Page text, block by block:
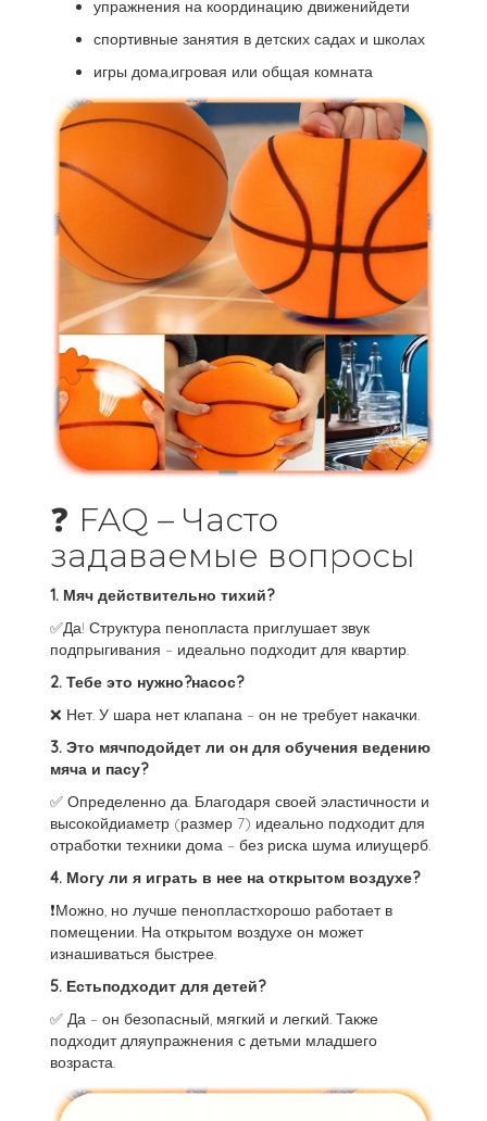
упражнения на координацию движенийдети
спортивные занятия в детских садах и школах
игры дома,игровая или общая комната
❓ FAQ – Часто
задаваемые вопросы
1. Мяч действительно тихий?
✅Да! Структура пенопласта приглушает звук
подпрыгивания – идеально подходит для квартир.
2. Тебе это нужно?насос?
❌ Нет. У шара нет клапана – он не требует накачки.
3. Это мячподойдет ли он для обучения ведению
мяча и пасу?
✅ Определенно да. Благодаря своей эластичности и
высокойдиаметр (размер 7) идеально подходит для
отработки техники дома – без риска шума илиущерб.
4. Могу ли я играть в нее на открытом воздухе?
❗Можно, но лучше пенопластхорошо работает в
помещении. На открытом воздухе он может
изнашиваться быстрее.
5. Естьподходит для детей?
✅ Да – он безопасный, мягкий и легкий. Также
подходит дляупражнения с детьми младшего
возраста.